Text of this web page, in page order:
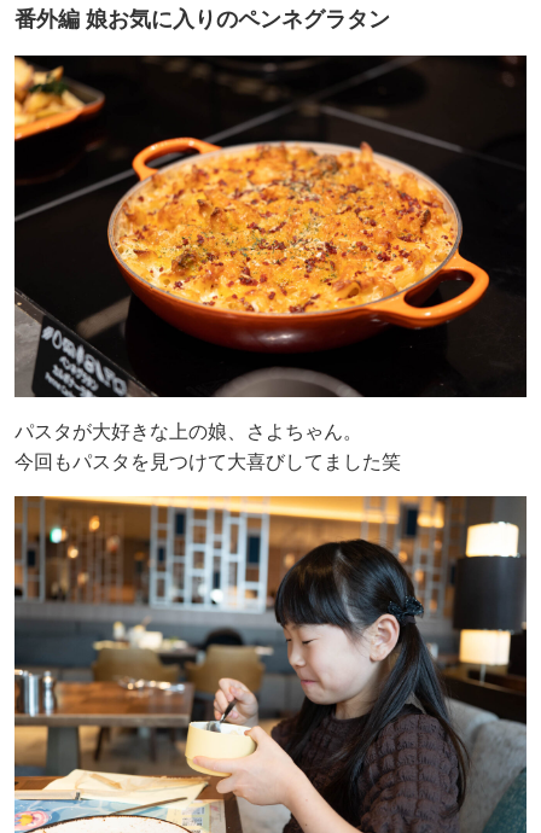
番外編 娘お気に入りのペンネグラタン
パスタが大好きな上の娘、さよちゃん。
今回もパスタを見つけて大喜びしてました笑